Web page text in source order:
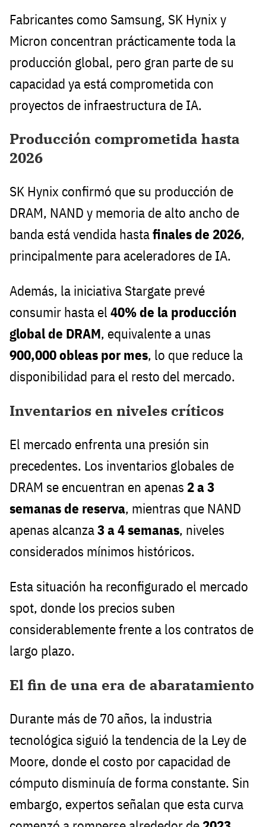
Fabricantes como Samsung, SK Hynix y
Micron concentran prácticamente toda la
producción global, pero gran parte de su
capacidad ya está comprometida con
proyectos de infraestructura de IA.
Producción comprometida hasta
2026
SK Hynix confirmó que su producción de
DRAM, NAND y memoria de alto ancho de
banda está vendida hastafinales de 2026,
principalmente para aceleradores de IA.
Además, la iniciativa Stargate prevé
consumir hasta el 40% de la producción
global de DRAM, equivalente a unas
900,000 obleas por mes, lo que reduce la
disponibilidad para el resto del mercado.
Inventarios en niveles críticos
El mercado enfrenta una presión sin
precedentes. Los inventarios globales de
DRAM se encuentran en apenas 2 a 3
semanas de reserva, mientras que NAND
apenas alcanza3 a 4 semanas, niveles
considerados mínimos históricos.
Esta situación ha reconfigurado el mercado
spot, donde los precios suben
considerablemente frente a los contratos de
largo plazo.
El fin de una era de abaratamiento
Durante más de 70 años, la industria
tecnológica siguió la tendencia de la Ley de
Moore, donde el costo por capacidad de
cómputo disminuía de forma constante. Sin
embargo, expertos señalan que esta curva